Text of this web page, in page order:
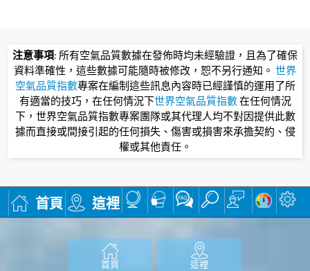
注意事項: 所有空氣品質數據在發佈時均未經驗證，且為了確保
資料準確性，這些數據可能隨時被修改，恕不另行通知。 世界
空氣品質指數專案在編制這些訊息內容時已經謹慎的運用了所
有適當的技巧，在任何情況下世界空氣品質指數在任何情況
下，世界空氣品質指數專案團隊或其代理人均不對因提供此數
據而直接或間接引起的任何損失、傷害或損害來承擔契約、侵
權或其他責任。
首頁 這裡
首頁 這裡